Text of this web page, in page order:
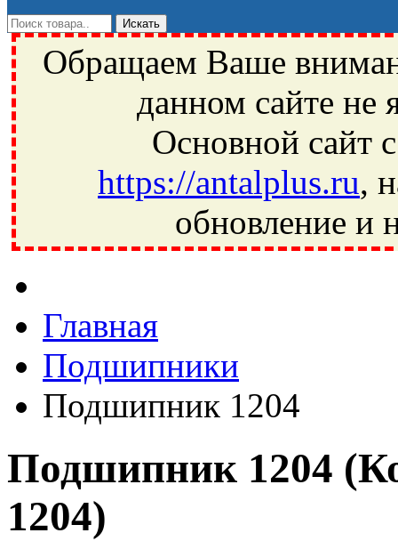
Обращаем Ваше
данном сайте не
Основной сайт
https://antalplus.ru,
обновление и
Ивантеевка, подшипники, пневматика, метизы, техника,
Главная
Подшипники
Подшипник 1204
Подшипник 1204
1204)